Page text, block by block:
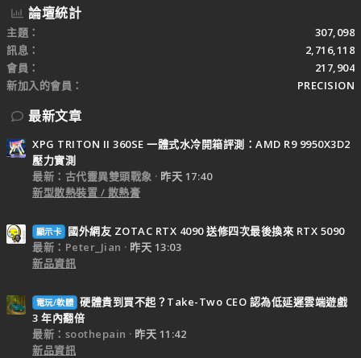
論壇統計
主題
307,098
訊息
2,716,118
會員
217,904
新加入的會員
PRECISION
最新文章
XPG TRITON II 360SE 一體式水冷開箱評測：AMD R9 9950X3D2
壓力實測
最新：古代靈異雙頭戰象
昨天 17:40
新型散熱裝置 / 散熱膏
顯示卡
國外網友 ZOTAC RTX 4090 送修四次最後換來 RTX 5090
最新：Peter_Jian
昨天 13:03
新品資訊
電玩/軟體 硬體貴到買不起？Take-Two CEO 認為低延遲雲端遊戲
3 年內翻倍
最新：soothepain
昨天 11:42
新品資訊